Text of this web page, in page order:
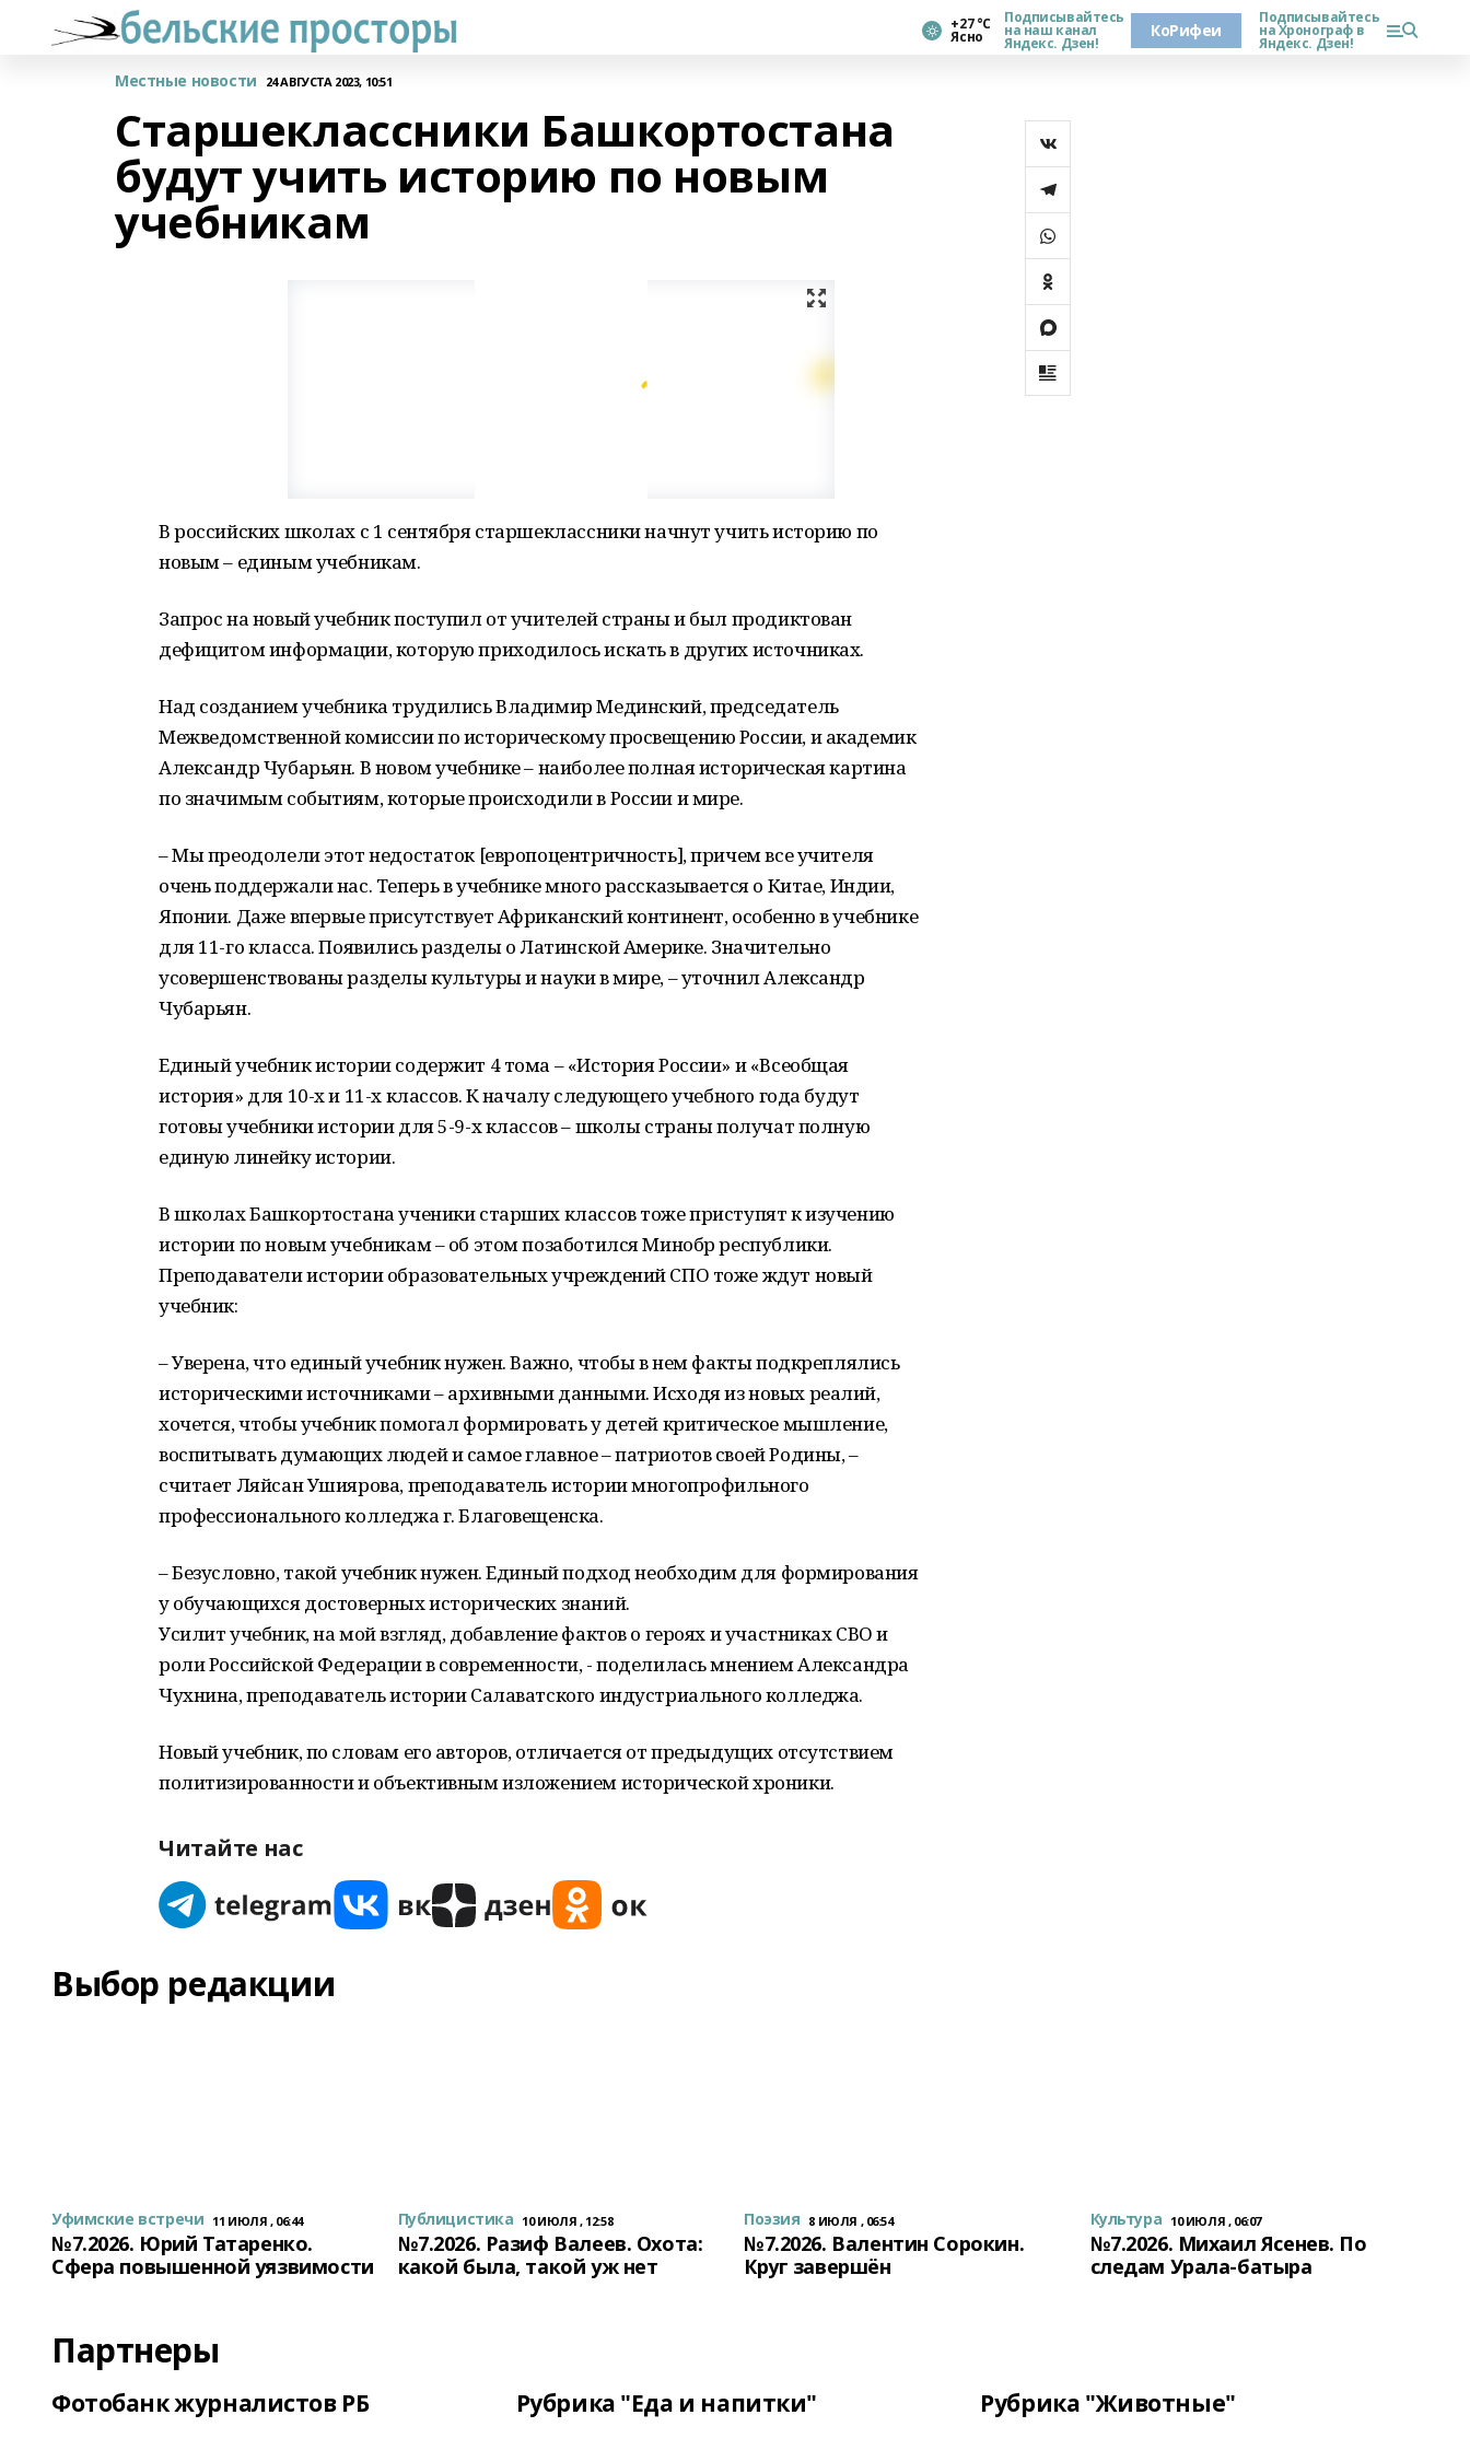
+27 °С
Ясно
Подписывайтесь
на наш канал
Яндекс. Дзен!
КоРифеи
Подписывайтесь
на Хронограф в
Яндекс. Дзен!
Местные новости 24 АВГУСТА 2023, 10:51
Старшеклассники Башкортостана
будут учить историю по новым
учебникам
В российских школах с 1 сентября старшеклассники начнут учить историю по
новым – единым учебникам.
Запрос на новый учебник поступил от учителей страны и был продиктован
дефицитом информации, которую приходилось искать в других источниках.
Над созданием учебника трудились Владимир Мединский, председатель
Межведомственной комиссии по историческому просвещению России, и академик
Александр Чубарьян. В новом учебнике – наиболее полная историческая картина
по значимым событиям, которые происходили в России и мире.
– Мы преодолели этот недостаток [европоцентричность], причем все учителя
очень поддержали нас. Теперь в учебнике много рассказывается о Китае, Индии,
Японии. Даже впервые присутствует Африканский континент, особенно в учебнике
для 11-го класса. Появились разделы о Латинской Америке. Значительно
усовершенствованы разделы культуры и науки в мире, – уточнил Александр
Чубарьян.
Единый учебник истории содержит 4 тома – «История России» и «Всеобщая
история» для 10-х и 11-х классов. К началу следующего учебного года будут
готовы учебники истории для 5-9-х классов – школы страны получат полную
единую линейку истории.
В школах Башкортостана ученики старших классов тоже приступят к изучению
истории по новым учебникам – об этом позаботился Минобр республики.
Преподаватели истории образовательных учреждений СПО тоже ждут новый
учебник:
– Уверена, что единый учебник нужен. Важно, чтобы в нем факты подкреплялись
историческими источниками – архивными данными. Исходя из новых реалий,
хочется, чтобы учебник помогал формировать у детей критическое мышление,
воспитывать думающих людей и самое главное – патриотов своей Родины, –
считает Ляйсан Ушиярова, преподаватель истории многопрофильного
профессионального колледжа г. Благовещенска.
– Безусловно, такой учебник нужен. Единый подход необходим для формирования
у обучающихся достоверных исторических знаний.
Усилит учебник, на мой взгляд, добавление фактов о героях и участниках СВО и
роли Российской Федерации в современности, - поделилась мнением Александра
Чухнина, преподаватель истории Салаватского индустриального колледжа.
Новый учебник, по словам его авторов, отличается от предыдущих отсутствием
политизированности и объективным изложением исторической хроники.
Читайте нас
Выбор редакции
Уфимские встречи 11 ИЮЛЯ , 06:44
№7.2026. Юрий Татаренко.
Сфера повышенной уязвимости
Публицистика 10 ИЮЛЯ , 12:58
№7.2026. Разиф Валеев. Охота:
какой была, такой уж нет
Поэзия 8 ИЮЛЯ , 06:54
№7.2026. Валентин Сорокин.
Круг завершён
Культура 10 ИЮЛЯ , 06:07
№7.2026. Михаил Ясенев. По
следам Урала-батыра
Партнеры
Фотобанк журналистов РБ Рубрика "Еда и напитки" Рубрика "Животные"